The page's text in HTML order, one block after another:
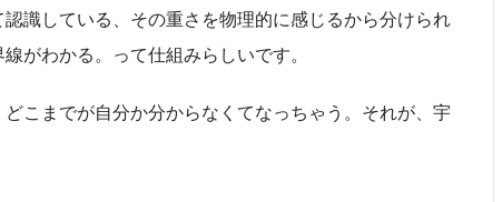
識している、その重さを物理的に感じるから分けられ
がわかる。って仕組みらしいです。
こまでが自分か分からなくてなっちゃう。それが、宇